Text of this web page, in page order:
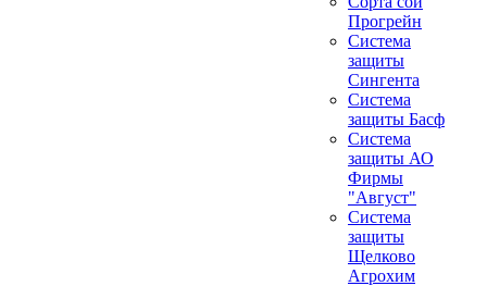
Прогрейн
Система
защиты
Сингента
Система
защиты Басф
Система
защиты АО
Фирмы
"Август"
Система
защиты
Щелково
Агрохим